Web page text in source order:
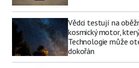
Vědci testují na
kosmický motor,
Technologie může
dokořán